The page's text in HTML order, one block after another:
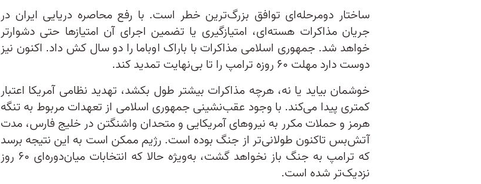
ساختار دومرحله‌ای توافق بزرگ‌ترین خطر است. با رفع محاصره دریایی ایران در
جریان مذاکرات هسته‌ای، امتیازگیری یا تضمین اجرای آن امتیازها حتی دشوارتر
خواهد شد. جمهوری اسلامی مذاکرات با باراک اوباما را دو سال کش داد. اکنون نیز
دوست دارد مهلت ۶۰ روزه ترامپ را تا بی‌نهایت تمدید کند.
خوشمان بیاید یا نه، هرچه مذاکرات بیشتر طول بکشد، تهدید نظامی آمریکا اعتبار
کمتری پیدا می‌کند. با وجود عقب‌نشینی جمهوری اسلامی از تعهدات مربوط به تنگه
هرمز و حملات مکرر به نیروهای آمریکایی و متحدان واشنگتن در خلیج فارس، مدت
آتش‌بس تاکنون طولانی‌تر از جنگ بوده است. رژیم ممکن است به این نتیجه برسد
که ترامپ به جنگ باز نخواهد گشت، به‌ویژه حالا که انتخابات میان‌دوره‌ای ۶۰ روز
نزدیک‌تر شده است.